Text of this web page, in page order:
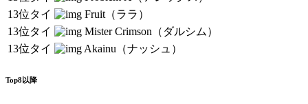
13位タイ
Fruit（ララ）
13位タイ
Mister Crimson（ダルシム）
13位タイ
Akainu（ナッシュ）
Top8以降